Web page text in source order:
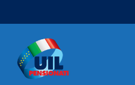
Navigazione principale